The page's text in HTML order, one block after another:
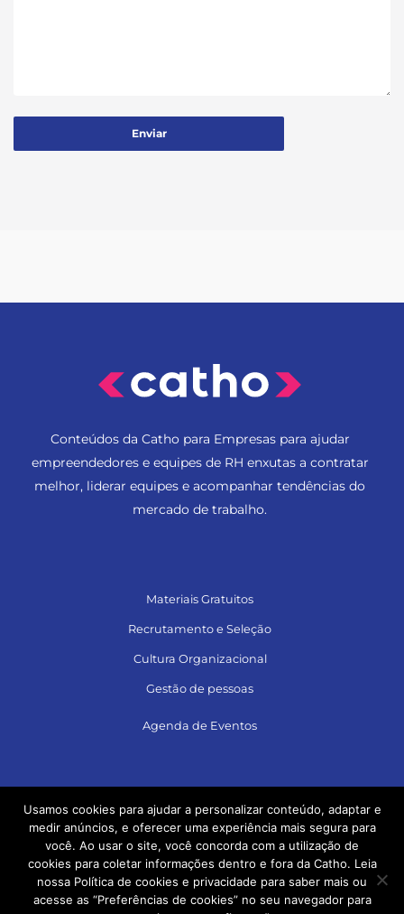
Conteúdos da Catho para Empresas para ajudar
empreendedores e equipes de RH enxutas a contratar
melhor, liderar equipes e acompanhar tendências do
mercado de trabalho.
Materiais Gratuitos
Recrutamento e Seleção
Cultura Organizacional
Gestão de pessoas
Agenda de Eventos
Usamos cookies para ajudar a personalizar conteúdo, adaptar e
medir anúncios, e oferecer uma experiência mais segura para
você. Ao usar o site, você concorda com a utilização de
cookies para coletar informações dentro e fora da Catho. Leia
nossa Política de cookies e privacidade para saber mais ou
acesse as “Preferências de cookies” no seu navegador para